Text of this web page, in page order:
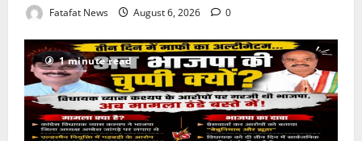
Fatafat News August 6, 2026 0
1 minute read